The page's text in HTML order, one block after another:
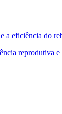
a eficiência do
reprodutiva